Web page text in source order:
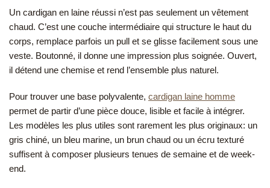
Un cardigan en laine réussi n’est pas seulement un vêtement
chaud. C’est une couche intermédiaire qui structure le haut du
corps, remplace parfois un pull et se glisse facilement sous une
veste. Boutonné, il donne une impression plus soignée. Ouvert,
il détend une chemise et rend l’ensemble plus naturel.
Pour trouver une base polyvalente, cardigan laine homme
permet de partir d’une pièce douce, lisible et facile à intégrer.
Les modèles les plus utiles sont rarement les plus originaux: un
gris chiné, un bleu marine, un brun chaud ou un écru texturé
suffisent à composer plusieurs tenues de semaine et de week-
end.